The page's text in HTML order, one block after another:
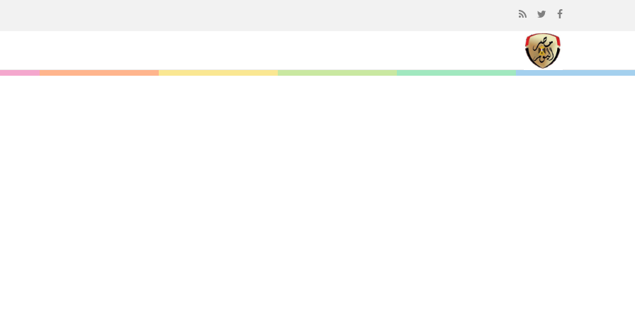
المحتوى